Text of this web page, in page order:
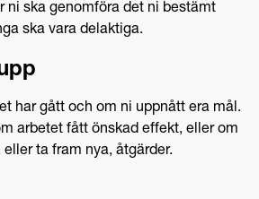
ni ska genomföra det ni bestämt
ska vara delaktiga.
har gått och om ni uppnått era mål.
arbetet fått önskad effekt, eller om
ta fram nya, åtgärder.